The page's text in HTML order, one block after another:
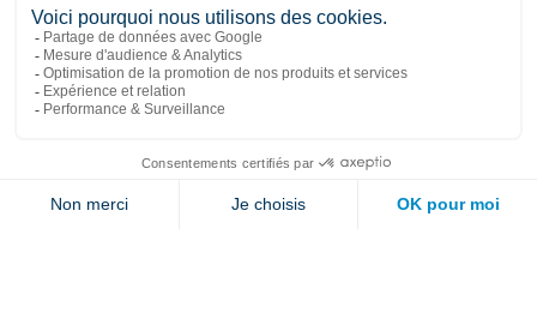
Liens populaires
Nous joindre